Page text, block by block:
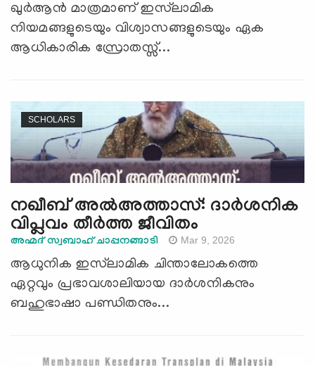
ഖുർആൻ മാത്രമാണ് ഇസ്‌ലാമിക
നിയമങ്ങളുടെയും വിശ്വാസങ്ങളുടെയും ഏക
ആധികാരിക സ്രോതസ്സ്...
SCHOLARS
നഖീബ് അല്‍അത്താസ്: ദാര്‍ശനിക
വിപ്ലവം തീര്‍ത്ത ജീവിതം
അഹ്മദ് സ്വബാഹ് ചാപ്പനങ്ങാടി Mar 9, 2026
ആധുനിക ഇസ്‍ലാമിക ചിന്താലോകത്തെ
ഏറ്റവും പ്രഭാവശാലിയായ ദാർശനികനും
ബഹുഭാഷാ പണ്ഡിതനും...